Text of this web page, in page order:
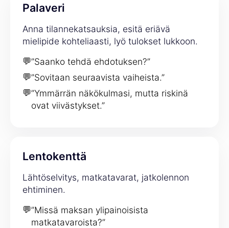
Palaveri
Anna tilannekatsauksia, esitä eriävä
mielipide kohteliaasti, lyö tulokset lukkoon.
💬”Saanko tehdä ehdotuksen?”
💬”Sovitaan seuraavista vaiheista.”
💬”Ymmärrän näkökulmasi, mutta riskinä
ovat viivästykset.”
Lentokenttä
Lähtöselvitys, matkatavarat, jatkolennon
ehtiminen.
💬”Missä maksan ylipainoisista
matkatavaroista?”